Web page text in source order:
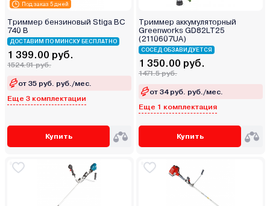
Под заказ 5 дней
Триммер бензиновый Stiga BC
740 B
ДОСТАВИМ ПО МИНСКУ БЕСПЛАТНО
1 399.00 руб.
1524.91 руб.
от 35 руб. руб./мес.
Еще 3 комплектации
Купить
Триммер аккумуляторный
Greenworks GD82LT25
(2110607UA)
СОСЕД ОБЗАВИДУЕТСЯ
1 350.00 руб.
1471.5 руб.
от 34 руб. руб./мес.
Еще 1 комплектация
Купить